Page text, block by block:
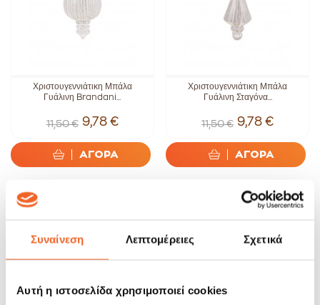
Συναίνεση Λεπτομέρειες Σχετικά
Αυτή η ιστοσελίδα χρησιμοποιεί cookies
Χριστουγεννιάτικη Μπάλα
Γυάλινη Brandani...
11,50 € 9,78 €
ΑΓΟΡΑ
Χριστουγεννιάτικη Μπάλα
Γυάλινη Σταγόνα...
11,50 € 9,78 €
ΑΓΟΡΑ
SALE!
-15%